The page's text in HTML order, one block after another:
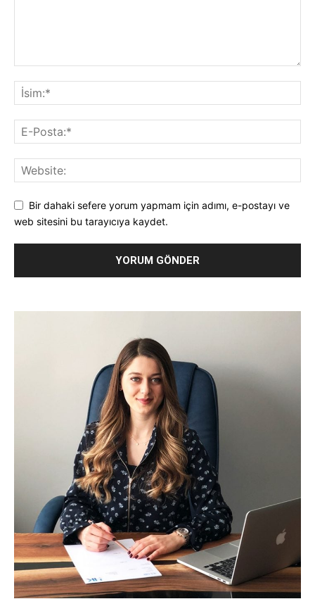
Bir dahaki sefere yorum yapmam için adımı, e-postayı ve
web sitesini bu tarayıcıya kaydet.